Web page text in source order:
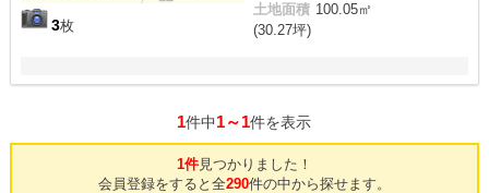
3枚
土地面積 100.05㎡
(30.27坪)
1件中1～1件を表示
1件見つかりました！
会員登録をすると全290件の中から探せます。